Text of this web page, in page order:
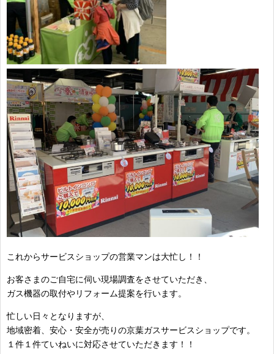
これからサービスショップの営業マンは大忙し！！
お客さまのご自宅に伺い現場調査をさせていただき、
ガス機器の取付やリフォーム提案を行います。
忙しい日々となりますが、
地域密着、安心・安全が売りの京葉ガスサービスショップです。
１件１件ていねいに対応させていただきます！！